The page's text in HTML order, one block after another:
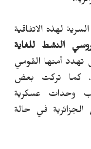
لهذه الاتفاقية
النشط للغاية
أمنها القومي
كما تركت بعض
وحدات عسكرية
في حالة